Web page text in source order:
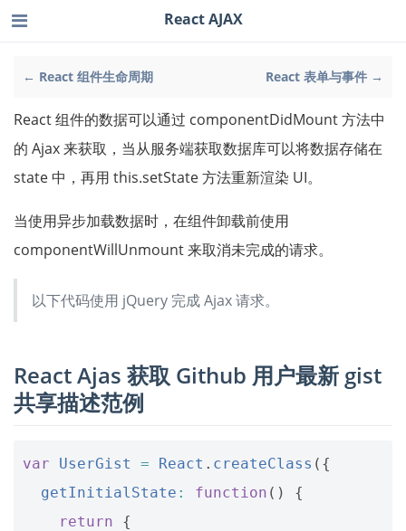
← React 组件生命周期 React 表单与事件 →
React AJAX
React 组件的数据可以通过 componentDidMount 方法中
的 Ajax 来获取，当从服务端获取数据库可以将数据存储在
state 中，再用 this.setState 方法重新渲染 UI。
当使用异步加载数据时，在组件卸载前使用
componentWillUnmount 来取消未完成的请求。
以下代码使用 jQuery 完成 Ajax 请求。
React Ajas 获取 Github 用户最新 gist
共享描述范例
var UserGist = React . createClass ({
getInitialState : function ()
{
return
{